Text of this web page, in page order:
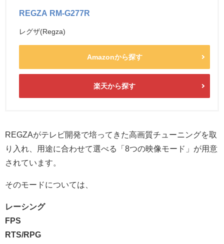
REGZA RM-G277R
レグザ(Regza)
Amazonから探す
楽天から探す
REGZAがテレビ開発で培ってきた高画質チューニングを取
り入れ、用途に合わせて選べる「8つの映像モード」が用意
されています。
そのモードについては、
レーシング
FPS
RTS/RPG